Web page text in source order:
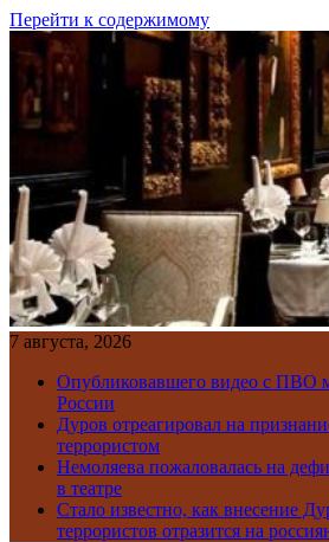
Перейти к содержимому
7 августа, 2026
Опубликовавшего видео с ПВО
России
Дуров отреагировал на
террористом
Немоляева пожаловалась на
в театре
Стало известно, как внесение
террористов отразится на